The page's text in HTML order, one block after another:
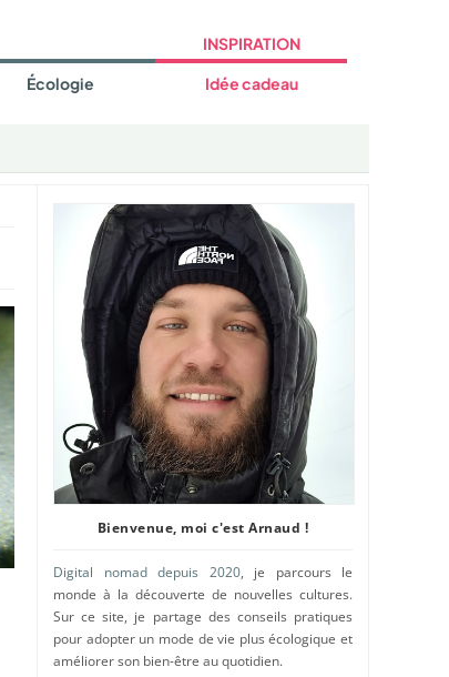
Écologie
INSPIRATION
Idée cadeau
Bienvenue, moi c'est Arnaud !
Digital nomad depuis 2020, je parcours le
monde à la découverte de nouvelles cultures.
Sur ce site, je partage des conseils pratiques
pour adopter un mode de vie plus écologique et
améliorer son bien-être au quotidien.